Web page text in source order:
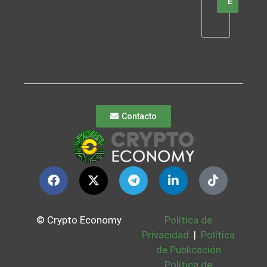
Contacto
© Crypto Economy
Política de
Privacidad | Política
de Publicación